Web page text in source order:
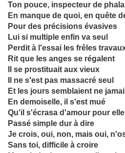
Ton pouce, inspecteur de
En manque de quoi, en quête
Pour des précisions évasives
Lui si multiple enfin va seul
Perdit à l'essai les frêles
Rit que les anges se régalent
Il se prostituait aux vieux
Il ne s'est pas massacré seul
Et les jours semblaient ne
En demoiselle, il s'est mué
Qu'il s'écrasa d'amour pour elle
Passé simple dur à dire
Je crois, oui, non, mais oui,
Sans toi, difficile à croire